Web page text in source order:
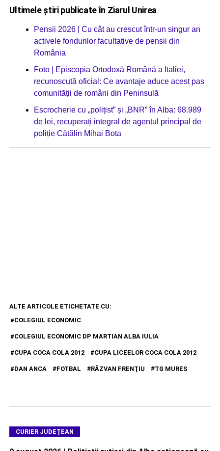
Ultimele știri publicate în Ziarul Unirea
Pensii 2026 | Cu cât au crescut într-un singur an
activele fondurilor facultative de pensii din
România
Foto | Episcopia Ortodoxă Română a Italiei,
recunoscută oficial: Ce avantaje aduce acest pas
comunității de români din Peninsulă
Escrocherie cu „polițist” și „BNR” în Alba: 68.989
de lei, recuperați integral de agentul principal de
poliție Cătălin Mihai Bota
ALTE ARTICOLE ETICHETATE CU:
COLEGIUL ECONOMIC
COLEGIUL ECONOMIC DP MARTIAN ALBA IULIA
CUPA COCA COLA 2012 CUPA LICEELOR COCA COLA 2012
DAN ANCA FOTBAL RĂZVAN FRENŢIU TG MURES
CURIER JUDEȚEAN